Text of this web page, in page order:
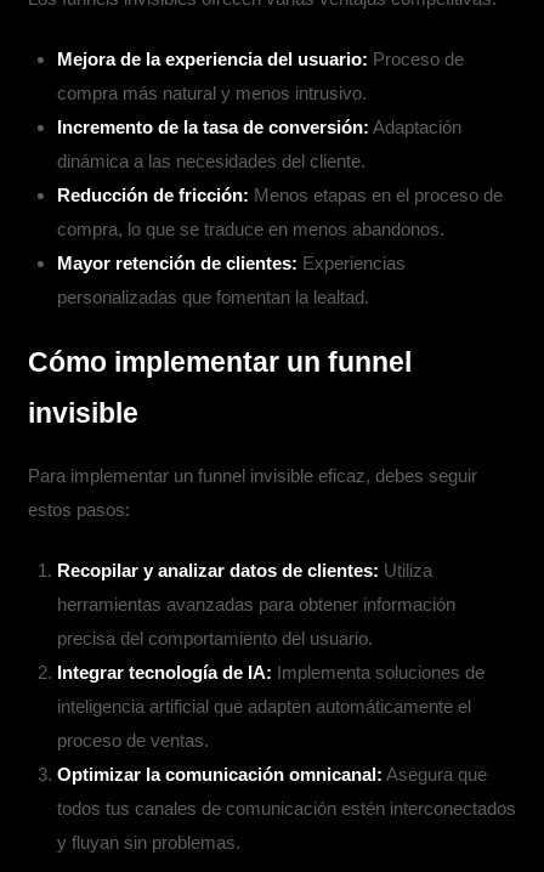
Mejora de la experiencia del usuario: Proceso de
compra más natural y menos intrusivo.
Incremento de la tasa de conversión: Adaptación
dinámica a las necesidades del cliente.
Reducción de fricción: Menos etapas en el proceso de
compra, lo que se traduce en menos abandonos.
Mayor retención de clientes: Experiencias
personalizadas que fomentan la lealtad.
Cómo implementar un funnel
invisible
Para implementar un funnel invisible eficaz, debes seguir
estos pasos:
Recopilar y analizar datos de clientes: Utiliza
herramientas avanzadas para obtener información
precisa del comportamiento del usuario.
Integrar tecnología de IA: Implementa soluciones de
inteligencia artificial que adapten automáticamente el
proceso de ventas.
Optimizar la comunicación omnicanal: Asegura que
todos tus canales de comunicación estén interconectados
y fluyan sin problemas.